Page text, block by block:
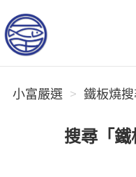
小富嚴選
小富嚴選 鐵板燒搜
搜尋「鐵